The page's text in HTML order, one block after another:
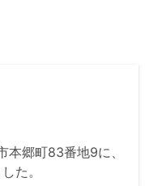
本郷町83番地9に、
た。